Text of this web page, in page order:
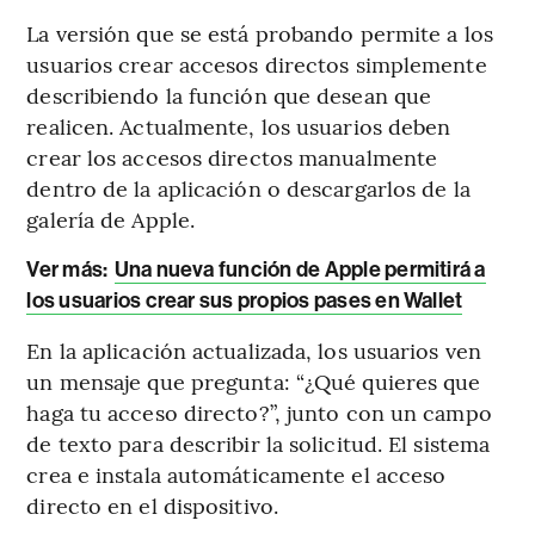
La versión que se está probando permite a los
usuarios crear accesos directos simplemente
describiendo la función que desean que
realicen. Actualmente, los usuarios deben
crear los accesos directos manualmente
dentro de la aplicación o descargarlos de la
galería de Apple.
Ver más: Una nueva función de Apple permitirá a
los usuarios crear sus propios pases en Wallet
En la aplicación actualizada, los usuarios ven
un mensaje que pregunta: “¿Qué quieres que
haga tu acceso directo?”, junto con un campo
de texto para describir la solicitud. El sistema
crea e instala automáticamente el acceso
directo en el dispositivo.